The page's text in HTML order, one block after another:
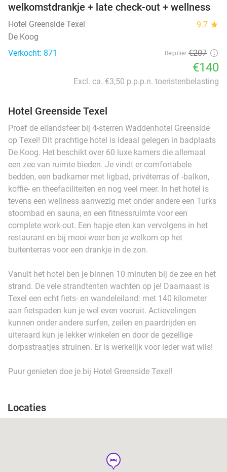
welkomstdrankje + late check-out + wellness
Hotel Greenside Texel 9.7 star
De Koog
Verkocht: 871
Regulier €207
€140
Excl. ca. €3,50 p.p.p.n. toeristenbelasting
Hotel Greenside Texel
Proef de eilandsfeer bij 4-sterren Waddenhotel Greenside
op Texel! Dit prachtige hotel is ideaal gelegen in badplaats
De Koog. Het beschikt over 60 luxe kamers die allemaal
een zee van ruimte bieden. Je vindt er comfortabele
bedden, een badkamer met ligbad, privéterras of -balkon,
koffie- en theefaciliteiten en nog veel meer. In het hotel is
tevens een wellness aanwezig met onder andere een Turks
stoombad en sauna, en een fitnessruimte voor een
complete work-out. Een hapje eten kan vervolgens in het
restaurant en bij mooi weer ben je welkom op het
buitenterras voor een drankje in de zon.
Vanuit het hotel ben je binnen 10 minuten bij de zee en het
strand. De vele strandtenten wachten op je! Daarnaast is
Texel een echt fiets- en wandeleiland: met 140 kilometer
aan fietspaden kun je wel even vooruit. Actievelingen
kunnen onder andere surfen, zeilen en paardrijden en
uiteraard kun je lekker winkelen en door de gezellige
dorpsstraatjes struinen. Er is werkelijk voor ieder wat wils!
Puur genieten doe je bij Hotel Greenside Texel!
Locaties
hotel